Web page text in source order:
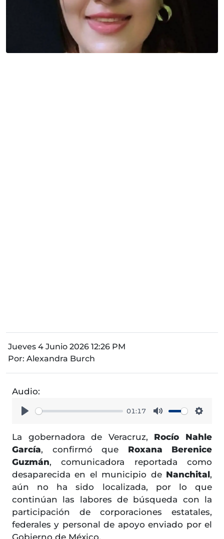
Jueves 4 Junio 2026 12:26 PM
Por: Alexandra Burch
Audio:
01:17
La gobernadora de Veracruz, Rocío Nahle
García, confirmó que Roxana Berenice
Guzmán, comunicadora reportada como
desaparecida en el municipio de Nanchital,
aún no ha sido localizada, por lo que
continúan las labores de búsqueda con la
participación de corporaciones estatales,
federales y personal de apoyo enviado por el